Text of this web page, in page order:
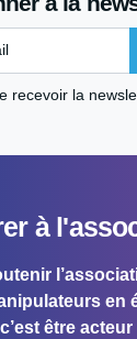
à
en
être
recevoir la